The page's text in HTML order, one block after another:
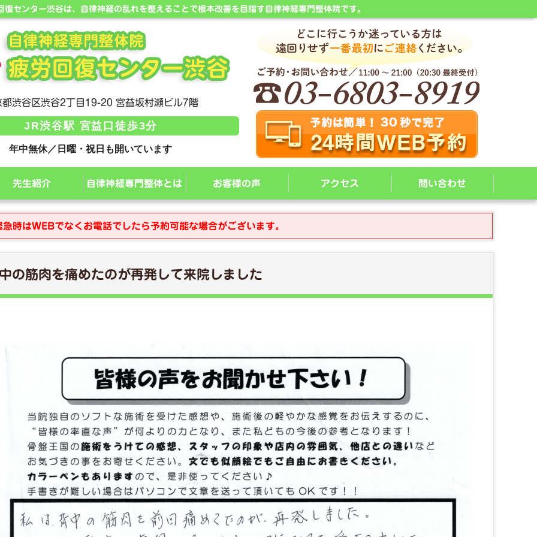
センター渋谷は、自律神経の乱れを整えることで根本改善を目指す自律神経専門整体院です。
都渋谷区渋谷2丁目19-20 宮益坂村瀬ビル7階
JR渋谷駅 宮益口徒歩3分
年中無休／日曜・祝日も開いています
先生紹介 自律神経専門整体とは お客様の声 アクセス 問い合わせ
時はWEBでなくお電話でしたら予約可能な場合がございます。
の筋肉を痛めたのが再発して来院しました